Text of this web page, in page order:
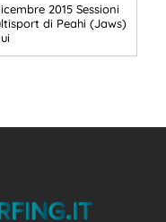
2015 Sessioni
di Peahi (Jaws)